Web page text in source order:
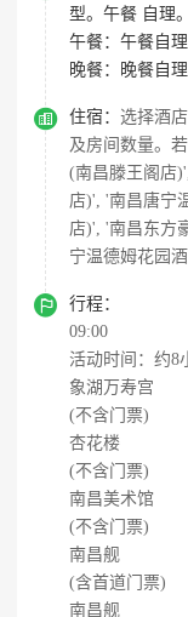
型。午餐 自理
午餐： 午餐自理
晚餐：
晚餐自理
 住宿： 选择酒
及房间数量。
(南昌滕王阁店
店)', '南昌唐宁
店)', '南昌东方
宁温德姆花园

行程：
09:00
活动时间：约8
象湖万寿宫
(不含门票)
杏花楼
(不含门票)
南昌美术馆
(不含门票)
南昌舰
(含首道门票)
南昌舰